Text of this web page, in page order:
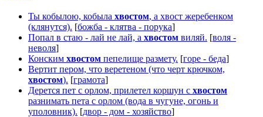
Ты кобылою, кобыла хвостом, а хвост жеребенком
(клянутся). [божба - клятва - порука]
Попал в стаю - лай не лай, а хвостом виляй. [воля -
неволя]
Конским хвостом пепелище размету. [горе - беда]
Вертит пером, что веретеном (что черт крючком,
хвостом). [грамота]
Дерется пет с орлом, прилетел коршун с хвостом
разнимать пета с орлом (вода в чугуне, огонь и
уполовник). [двор - дом - хозяйство]